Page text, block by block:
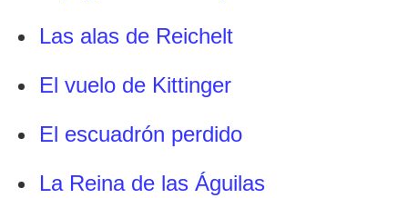
Las alas de Reichelt
El vuelo de Kittinger
El escuadrón perdido
La Reina de las Águilas